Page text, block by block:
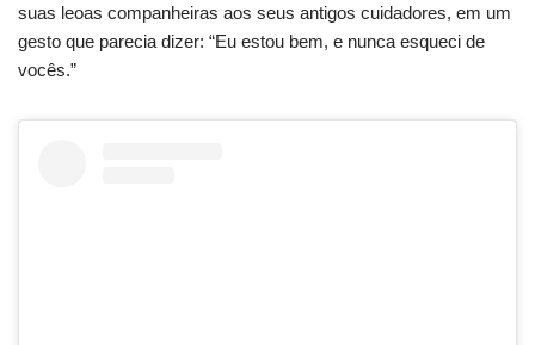
suas leoas companheiras aos seus antigos cuidadores, em um
gesto que parecia dizer: “Eu estou bem, e nunca esqueci de
vocês.”